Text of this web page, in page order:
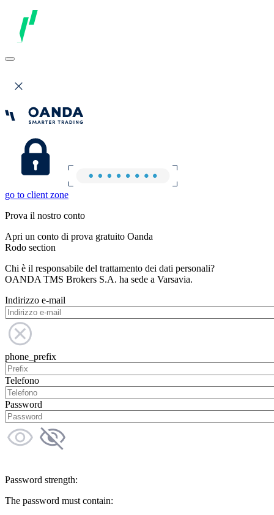
go to client zone
Prova il nostro conto
Apri un conto di prova gratuito Oanda
Rodo section
Chi è il responsabile del trattamento dei dati personali?
OANDA TMS Brokers S.A. ha sede a Varsavia.
Indirizzo e-mail
phone_prefix
Telefono
Password
Password strength:
The password must contain: